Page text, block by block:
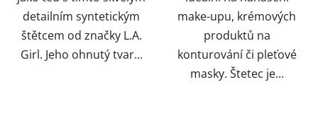
detailním syntetickým
štětcem od značky L.A.
Girl. Jeho ohnutý tvar...
make-upu, krémových
produktů na
konturování či pleťové
masky. Štetec je...